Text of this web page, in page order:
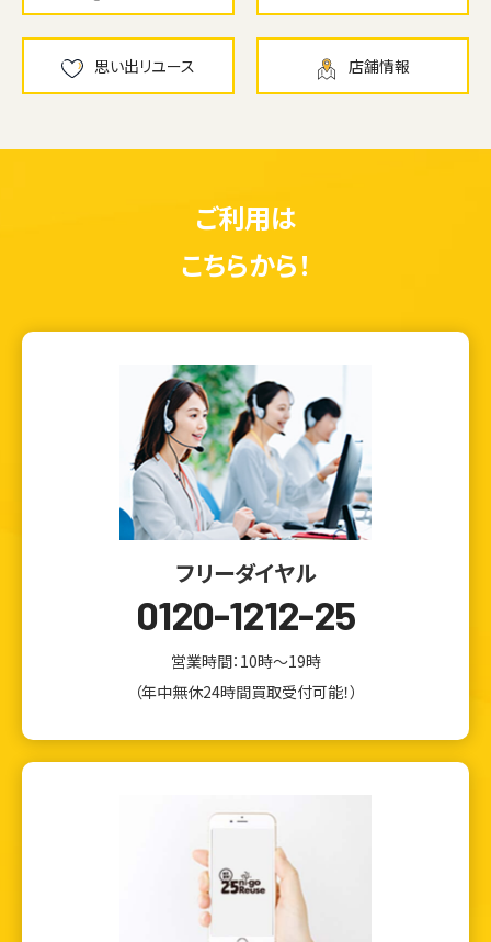
かんたん査定見積
思い出リユース 店舗情報
ご利用は
こちらから！
フリーダイヤル
0120-1212-25
営業時間：10時～19時
（年中無休24時間買取受付可能！）